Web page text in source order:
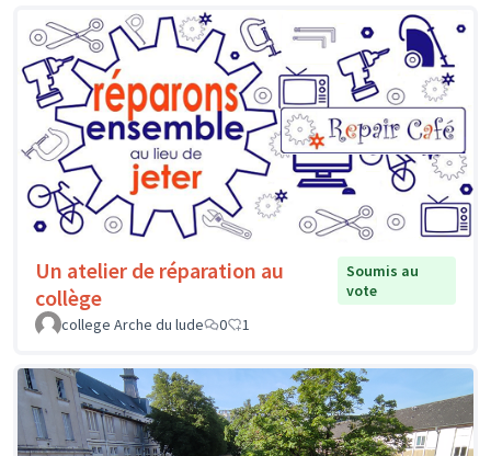
Un atelier de réparation au
collège
Soumis au
vote
college Arche du lude
0 1